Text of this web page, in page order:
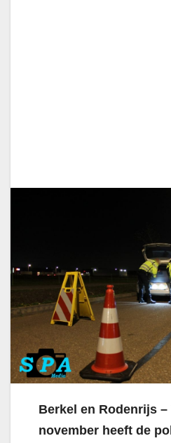
Berkel en Rodenrijs
november heeft de